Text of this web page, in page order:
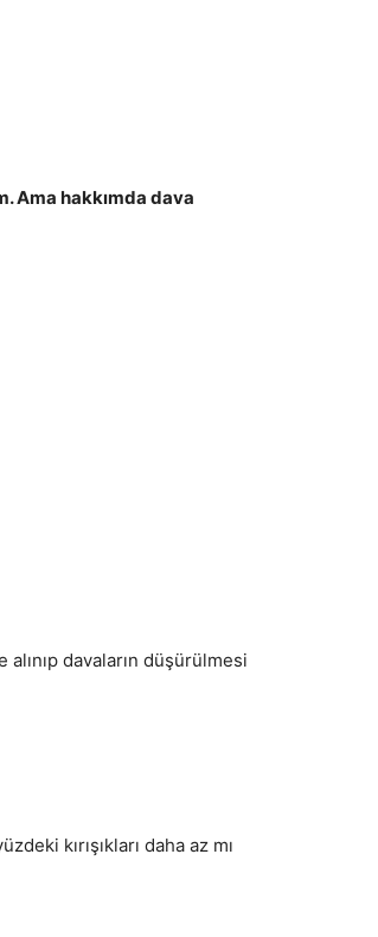
Ama hakkımda dava
davaların düşürülmesi
kırışıkları daha az mı